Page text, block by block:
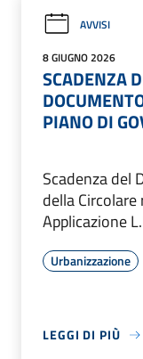
AVVISI
8 GIUGNO 2026
SCADENZA
PIANO DI
Scadenza del
della
Applicazione
Urbanizzazione
LEGGI DI PIÙ